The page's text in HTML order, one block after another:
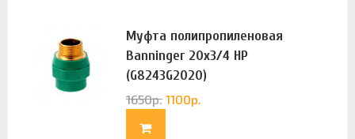
Муфта полипропиленовая
Banninger 20х3/4 НР
(G8243G2020)
1650р. 1100р.